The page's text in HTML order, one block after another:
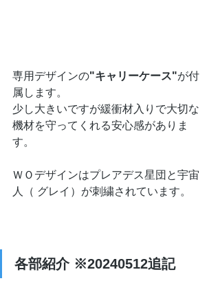
専用デザインの"キャリーケース"が付
属します。
少し大きいですが緩衝材入りで大切な
機材を守ってくれる安心感がありま
す。
ＷＯデザインはプレアデス星団と宇宙
人（ グレイ）が刺繍されています。
各部紹介 ※20240512追記